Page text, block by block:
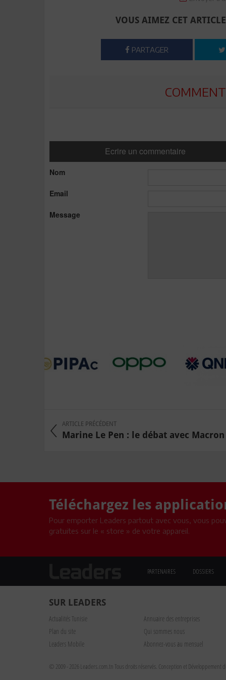
VOUS AIMEZ CET
PARTAGER
Ecrire un commentaire
Nom
Email
Message
ARTICLE PRÉCÉDENT
Marine Le Pen : le débat avec
Téléchargez les
Pour emporter Leaders partout avec vous, vous
gratuites sur le « store » de votre appareil.
PARTENAIRES DOSSIERS
SUR LEADERS
Actualités Tunisie Annuaire des entreprises
Plan du site
Qui sommes nous
Leaders Mobile
Abonnez-vous au mensuel
© 2009 - 2026 Leaders.com.tn Tous droits réservés. Conception et Développement